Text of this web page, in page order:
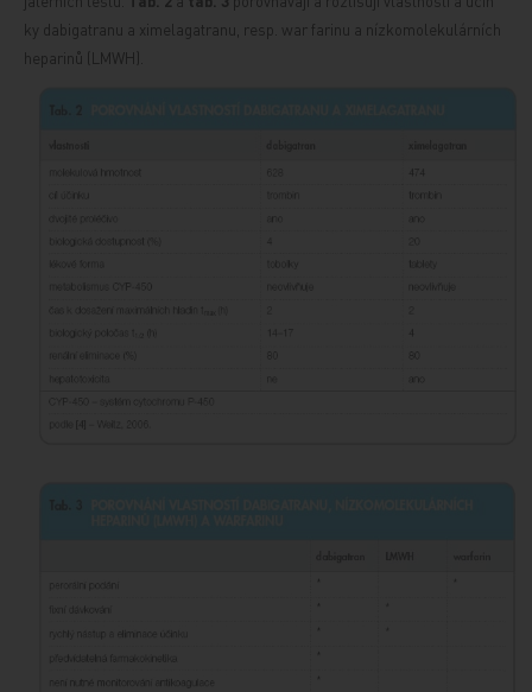
ky dabigatranu a ximelagatranu, resp. war farinu a nízkomolekulárních
heparinů (LMWH).